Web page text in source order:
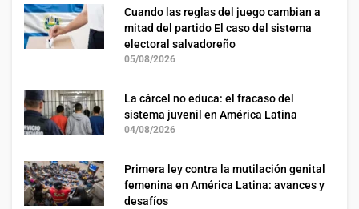
Cuando las reglas del juego cambian a
mitad del partido El caso del sistema
electoral salvadoreño
05/08/2026
La cárcel no educa: el fracaso del
sistema juvenil en América Latina
04/08/2026
Primera ley contra la mutilación genital
femenina en América Latina: avances y
desafíos